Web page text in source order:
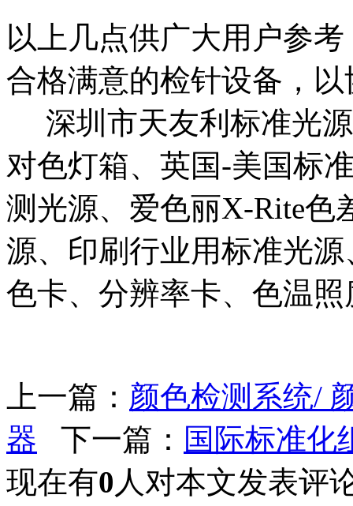
以上几点供广大用户参
合格满意的检针设备，
深圳市天友利标准光
对色灯箱、英国-美国标
测光源、爱色丽X-Rite色
源、印刷行业用标准光
色卡、分辨率卡、色温
上一篇： 颜色检测系统/
器 下一篇： 国际标准化
现在有0 人对本文发表评